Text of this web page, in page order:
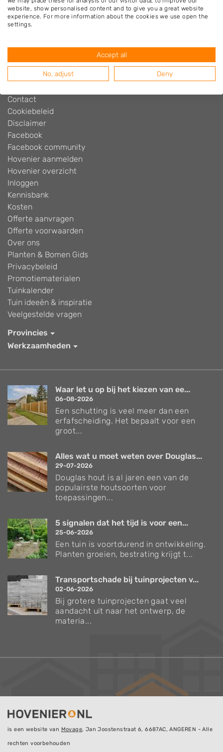
Algemene voorwaarden
Beoordelingen widget
Contact
Cookiebeleid
Disclaimer
Facebook
Facebook community
Hovenier aanmelden
Hovenier overzicht
Inloggen
Kennisbank
Kosten
Offerte aanvragen
Offerte voorwaarden
Over ons
Planten & Bomen Gids
Privacybeleid
Promotiematerialen
Tuinkalender
Tuin ideeën & inspiratie
Veelgestelde vragen
Provincies
Werkzaamheden
Waar let u op bij het kiezen van ee...
06-08-2026
Een schutting is veel meer dan een
erfafscheiding. Het bepaalt voor een
groot...
Alles wat u moet weten over Douglas...
29-07-2026
Douglas hout is al jaren een van de
populairste houtsoorten voor
toepassingen...
5 signalen dat het tijd is voor een...
25-06-2026
Een tuin is voortdurend in ontwikkeling.
Planten groeien, bestrating krijgt t...
Transportschade bij tuinprojecten v...
02-06-2026
Bij grotere tuinprojecten gaat veel
aandacht uit naar het ontwerp, de
materia...
is een website van Movage, Jan Joostenstraat 6, 6687AC, ANGEREN - Alle
rechten voorbehouden
website, show personalised content and to give you a great website
experience. For more information about the cookies we use open the
settings.
Accept all
No, adjust Deny